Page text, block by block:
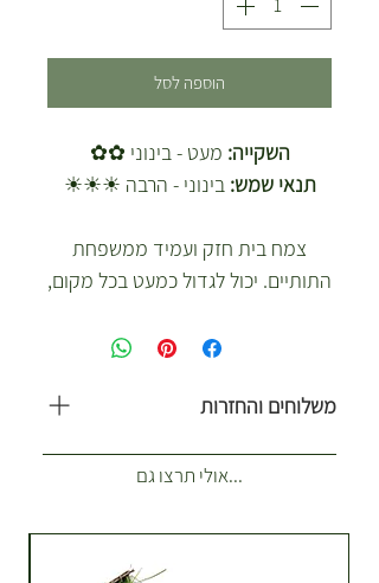
הוספה לסל
השקייה: מעט - בינוני ✿✿
תנאי שמש: בינוני - הרבה ☀☀☀
צמח בית חזק ועמיד ממשפחת
התותיים. יכול לגדול כמעט בכל מקום,
בשל חלב הלטקס שזורים בעורקיו
ומבריקים בעלי מראה עבה. צמח
הבית.
...אולי תרצו גם
משלוחים והחזרות
משלוח עולה 35 ש”ח. כולל 1-2 ארגזים.
(לא כולל צמחים לאירועים) איזורי
כל הארץ מתומכר בנפרד. **משלוחים